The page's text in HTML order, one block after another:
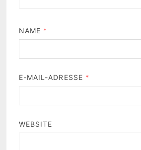
NAME *
E-MAIL-ADRESSE *
WEBSITE